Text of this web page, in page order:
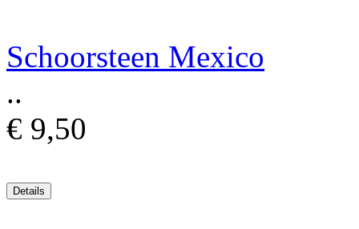
Schoorsteen Mexico
..
€ 9,50